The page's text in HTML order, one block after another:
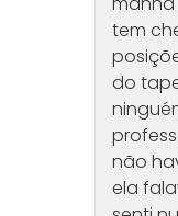
tem
do
não
ela